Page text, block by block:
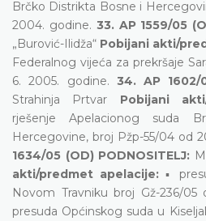
Brčko Distrikta Bosne i
2004. godine. 33. AP 1559/05
„Burović-Ilidža“ Pobijani akti/
Federalnog vijeća za prekršaje
6. 2005. godine. 34. AP 1602/
Strahinja Prtvar Pobijani
rješenje Apelacionog suda
Hercegovine, broj Pžp-55/04 od
1634/05 (OD) PODNOSITELJ:
akti/predmet apelacije: ▪
Novom Travniku broj Gž-236/
presuda Općinskog suda u